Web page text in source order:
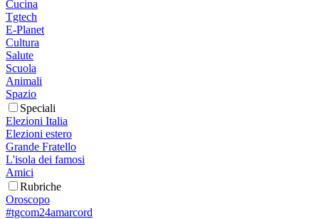
Cucina
Tgtech
E-Planet
Cultura
Salute
Scuola
Animali
Spazio
Speciali
Elezioni Italia
Elezioni estero
Grande Fratello
L'isola dei famosi
Amici
Rubriche
Oroscopo
#tgcom24amarcord